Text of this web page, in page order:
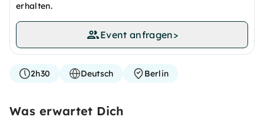
erhalten.
Event anfragen>
2h30 Deutsch Berlin
Was erwartet Dich